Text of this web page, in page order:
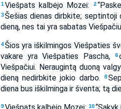
1 Viešpats kalbėjo Mozei: 2
3 Šešias dienas dirbkite; septintoji
dieną, nes tai yra sabatas
4 Šios yra iškilmingos Viešpaties
vakare yra Viešpaties Pascha,
6
Viešpačiui. Neraugintą duoną
dieną nedirbkite jokio darbo.
8
diena bus iškilminga ir šventa; tą
9 10